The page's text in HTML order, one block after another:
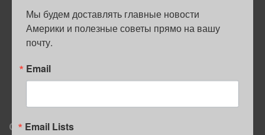
ОБРАЗОВАНИЕ
О нас
Мы будем доставлять главные новости
Америки и полезные советы прямо на вашу
почту.
Email
Email Lists